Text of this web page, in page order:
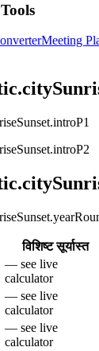
Meeting
विशिष्ट सूर्यास्त
— see live
calculator
— see live
calculator
— see live
calculator